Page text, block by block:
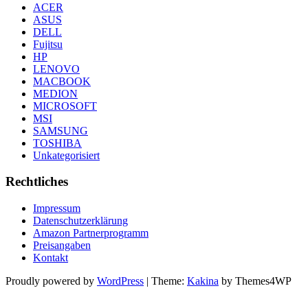
ACER
ASUS
DELL
Fujitsu
HP
LENOVO
MACBOOK
MEDION
MICROSOFT
MSI
SAMSUNG
TOSHIBA
Unkategorisiert
Rechtliches
Impressum
Datenschutzerklärung
Amazon Partnerprogramm
Preisangaben
Kontakt
Proudly powered by WordPress | Theme: Kakina by Themes4WP